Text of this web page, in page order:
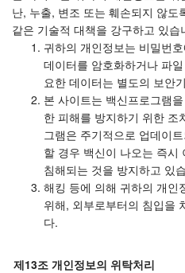
난, 누출, 변조 또는 훼손되지 않
같은 기술적 대책을 강구하고 있습
귀하의 개인정보는 비밀번
데이터를 암호화하거나 파
요한 데이터는 별도의 보안
본 사이트는 백신프로그램
한 피해를 방지하기 위한 조
그램은 주기적으로 업데이
할 경우 백신이 나오는 즉시
침해되는 것을 방지하고 있
해킹 등에 의해 귀하의 개인
위해, 외부로부터의 침입을
다.
제13조 개인정보의 위탁처리